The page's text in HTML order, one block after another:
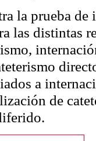
la prueba
las distintas
a
de